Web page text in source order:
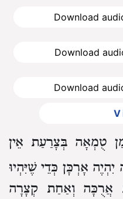
טֻמְאָה בְּצָרַעַת אֵין
אָרְכָּן כְּדֵי שֶׁיִּהְיוּ
אֲרֻכָּה וְאַחַת קְצָרָה